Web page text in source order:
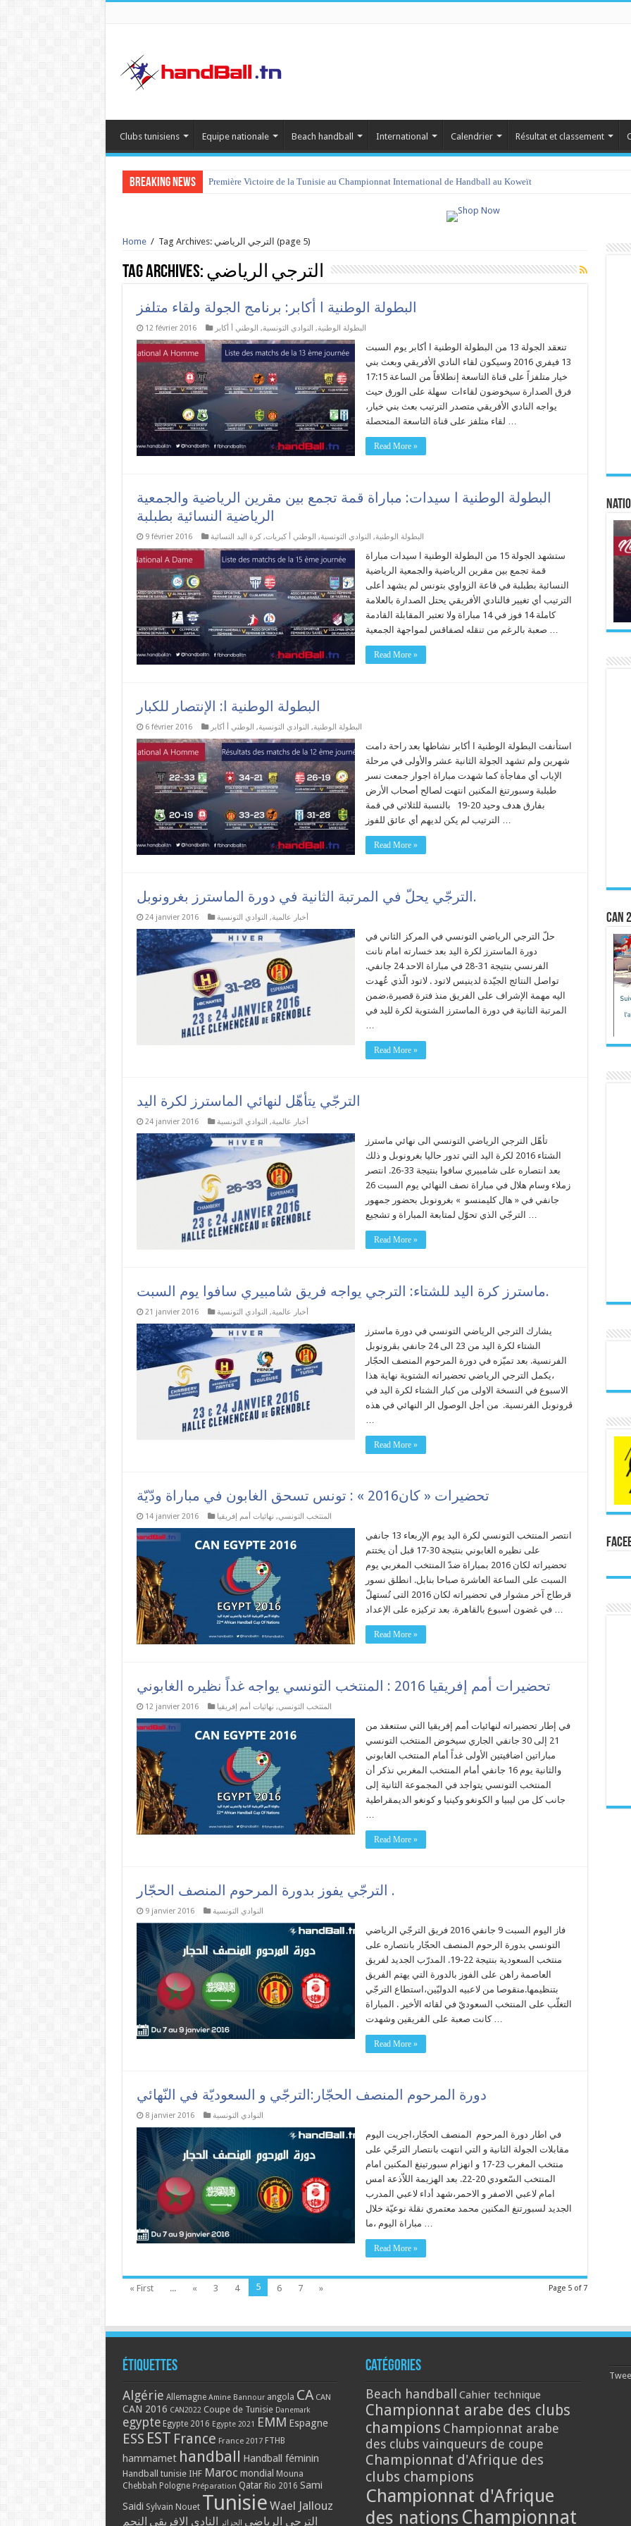
Clubs tunisiens Equipe nationale Beach handball International Calendrier Résultat et classement
Breaking News Première Victoire de la Tunisie au Championnat International de Handball au Koweït
tournoi international Hammamet 2023 : programme et liste des joueurs convoqués
Home / Tag Archives: الترجي الرياضي (page 5)
Tag Archives: الترجي الرياضي
البطولة الوطنية ا أكابر: برنامج الجولة ولقاء متلفز
12 février 2016 البطولة الوطنية, النوادي التونسية, الوطني أ أكابر
تنعقد الجولة 13 من البطولة الوطنية ا أكابر يوم السبت
13 فيفري 2016 وسيكون لقاء النادي الأفريقي وبعث بني
خيار متلفزاً على قناة التاسعة إنطلاقاً من الساعة 17:15
فرق الصدارة سيخوضون لقاءات سهلة على الورق حيث
يواجه النادي الأفريقي متصدر الترتيب بعث بني خيار،
لقاء متلفز على قناة التاسعة المتحصلة …
Read More »
البطولة الوطنية ا سيدات: مباراة قمة تجمع بين مقرين الرياضية والجمعية
الرياضية النسائية بطبلبة
9 février 2016 البطولة الوطنية, النوادي التونسية, الوطني أ كبريات,كرة اليد النسائية
ستشهد الجولة 15 من البطولة الوطنية ا سيدات مباراة
قمة تجمع بين مقرين الرياضية والجمعية الرياضية
النسائية بطبلبة في قاعة الزواوي بتونس لم يشهد أعلى
الترتيب أي تغيير فالنادي الأفريقي يحتل الصدارة بالعلامة
كاملة 14 فوز في 14 مباراة ولا تعتبر المقابلة القادمة
صعبة بالرغم من تنقله لصفاقس لمواجهة الجمعية …
Read More »
البطولة الوطنية ا: الإنتصار للكبار
6 février 2016 البطولة الوطنية, النوادي التونسية, الوطني أ أكابر
استأنفت البطولة الوطنية ا أكابر نشاطها بعد راحة دامت
شهرين ولم تشهد الجولة الثانية عشر والأولى في مرحلة
الإياب أي مفاجأة كما شهدت مباراة اجوار جمعت نسر
طبلبة وسبورتنغ المكنين انتهت لصالح أصحاب الأرض
بفارق هدف وحيد 20-19 بالنسبة للثلاثي في قمة
الترتيب لم يكن لديهم أي عائق للفوز …
Read More »
الترجّي يحلّ في المرتبة الثانية في دورة الماسترز بغرونوبل.
24 janvier 2016 أخبار عالمية, النوادي التونسية
حلّ الترجي الرياضي التونسي في المركز الثاني في
دورة الماسترز لكرة اليد بعد خسارته امام نانت
الفرنسي بنتيجة 31-28 في مباراة الاحد 24 جانفي.
تواصل النتائج الجيّدة لدينيس لاتود . لاتود الّذي عُهدت
اليه مهمة الإشراف على الفريق منذ فترة قصيرة،ضمن
المرتبة الثانية في دورة الماسترز الشتوية لكرة لليد في
…
Read More »
الترجّي يتأهّل لنهائي الماسترز لكرة اليد
24 janvier 2016 أخبار عالمية, النوادي التونسية
تأهّل الترجي الرياضي التونسي الى نهائي ماسترز
الشتاء 2016 لكرة اليد التي تدور حاليا بغرونوبل و ذلك
بعد انتصاره على شامبيري سافوا بنتيجة 33-26. انتصر
زملاء وسام هلال في مباراة نصف النهائي يوم السبت 26
جانفي في « هال كليمنسو » بغرونوبل بحضور جمهور
الترجّي الذي تحوّل لمتابعة المباراة و تشجيع …
Read More »
ماسترز كرة اليد للشتاء: الترجي يواجه فريق شامبيري سافوا يوم السبت.
21 janvier 2016 أخبار عالمية, النوادي التونسية
يشارك الترجي الرياضي التونسي في دورة ماسترز
الشتاء لكرة اليد من 23 الى 24 جانفي بڨرونوبل
الفرنسية. بعد تميّزه في دورة المرحوم المنصف الحجّار
،يكمل الترجي الرياضي تحضيراته الشتوية نهاية هذا
الاسبوع في النسخة الاولى من كبار الشتاء لكرة اليد في
ڨرونوبل الفرنسية. من أجل الوصول الر النهائي في هذه
…
Read More »
تحضيرات « كان2016 » : تونس تسحق الغابون في مباراة ودّيّة
14 janvier 2016 المنتخب التونسي, نهائيات أمم إفريقيا
انتصر المنتخب التونسي لكرة اليد يوم الإربعاء 13 جانفي
على نظيره الغابوني بنتيجة 30-17 قبل أن يختتم
تحضيراته لكان 2016 بمباراة ضدّ المنتخب المغربي يوم
السبت على الساعة العاشرة صباحا بنابل. انطلق نسور
قرطاج آخر مشوار في تحضيراته لكان 2016 التى تُستهلّ
في غضون أسبوع بالقاهرة. بعد تركيزه على الإعداد …
Read More »
تحضيرات أمم إفريقيا 2016 : المنتخب التونسي يواجه غداً نظيره الغابوني
12 janvier 2016 المنتخب التونسي, نهائيات أمم إفريقيا
في إطار تحضيراته لنهائيات أمم إفريقيا التي ستنعقد من
21 إلى 30 جانفي الجاري سيخوض المنتخب التونسي
مباراتين اضافيتين الأولى غداً أمام المنتخب الغابوني
والثانية يوم 16 جانفي أمام المنتخب المغربي نذكر أن
المنتخب التونسي يتواجد في المجموعة الثانية إلى
جانب كل من ليبيا و الكونغو وكينيا و كونغو الديمقراطية
…
Read More »
الترجّي يفوز بدورة المرحوم المنصف الحجّار .
9 janvier 2016 النوادي التونسية
فاز اليوم السبت 9 جانفي 2016 فريق الترجّي الرياضي
التونسي بدورة الرحوم المنصف الحجّار بانتصاره على
منتخب السعودية بنتيجة 22-19. المدرّب الجديد لفريق
العاصمة راهن على الفوز بالدورة التي يهتم الفريق
بتنظيمها.منقوصا من لاعبيه الدوليّين،استطاع الترجّي
التغلّب على المنتخب السعوديّ في لقائه الأخير . المباراة
كانت صعبة على الفريقين وشهدت …
Read More »
دورة المرحوم المنصف الحجّار:الترجّي و السعوديّة في النّهائي
8 janvier 2016 النوادي التونسية
في اطار دورة المرحوم المنصف الحجّار،اجريت اليوم
مقابلات الجولة الثانية و التي انتهت بانتصار الترجّي على
منتخب المغرب 23-17 و انهزام سبورتينغ المكنين امام
المنتخب السّعودي 20-22. بعد الهزيمة اللاّذعة امس
امام لاعبي الاصفر و الاحمر،شهد أداء لاعبي المدرب
الجديد لسبورتنغ المكنين محمد معتمري نقلة نوعيّة خلال
مباراة اليوم ،ما …
Read More »
Page 5 of 7
« First ... « 3 4 5 6 7 »
CAN
Étiquettes
Algérie Allemagne Amine Bannour angola CA CAN
CAN 2016 CAN2022 Coupe de Tunisie Danemark
egypte Egypte 2016 Egypte 2021 EMM Espagne
ESS EST France France 2017 FTHB
hammamet handball Handball féminin
Handball tunisie IHF Maroc mondial
Mouna
Chebbah Pologne Préparation Qatar Rio 2016 Sami
Saidi Sylvain Nouet Tunisie Wael Jallouz
الترجي الرياضي الجزائر النادي الافريقي النجم
Catégories
Beach handball Cahier technique
Championnat arabe des clubs
champions Championnat arabe
des clubs vainqueurs de coupe
Championnat d'Afrique des
clubs champions
Championnat d'Afrique
des nations Championnat